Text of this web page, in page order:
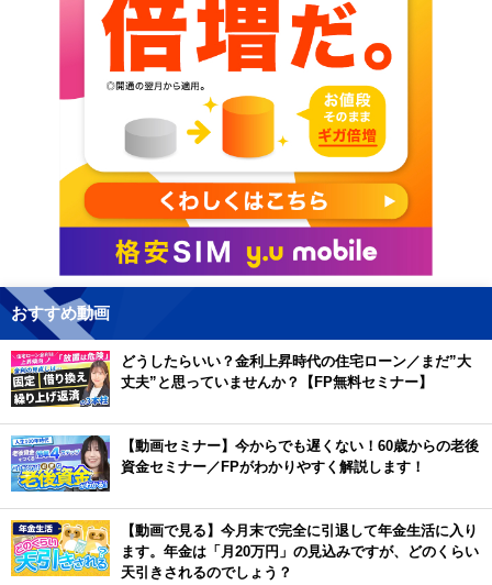
おすすめ動画
どうしたらいい？金利上昇時代の住宅ローン／まだ”大
丈夫”と思っていませんか？【FP無料セミナー】
【動画セミナー】今からでも遅くない！60歳からの老後
資金セミナー／FPがわかりやすく解説します！
【動画で見る】今月末で完全に引退して年金生活に入り
ます。年金は「月20万円」の見込みですが、どのくらい
天引きされるのでしょう？